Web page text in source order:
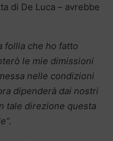
di De Luca – avrebbe
follia che ho fatto
le mie dimissioni
nelle condizioni
dipenderà dai nostri
tale direzione questa